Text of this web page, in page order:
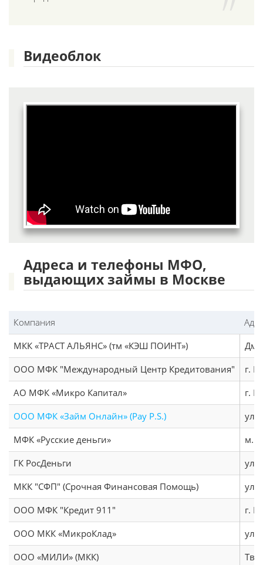
Видеоблок
Адреса и телефоны МФО,
выдающих займы в Москве
Компания
МКК «ТРАСТ АЛЬЯНС» (тм «КЭШ ПОИНТ»)
ООО МФК "Международный Центр Кредитования"
г.
АО МФК «Микро Капитал»
г.
ООО МФК «Займ Онлайн» (Pay P.S.)
ул.
МФК «Русские деньги»
м.
ГК РосДеньги
ул.
МКК "СФП" (Срочная Финансовая Помощь)
ул.
ООО МФК "Кредит 911"
г.
ООО МКК «МикроКлад»
ул.
ООО «МИЛИ» (МКК)